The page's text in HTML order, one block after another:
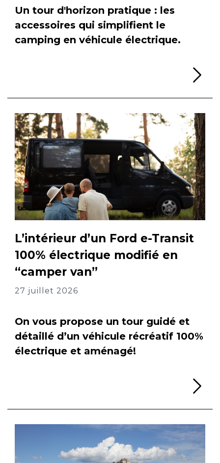
Un tour d'horizon pratique : les
accessoires qui simplifient le
camping en véhicule électrique.
L’intérieur d’un Ford e-Transit
100% électrique modifié en
“camper van”
27 juillet 2026
On vous propose un tour guidé et
détaillé d’un véhicule récréatif 100%
électrique et aménagé!